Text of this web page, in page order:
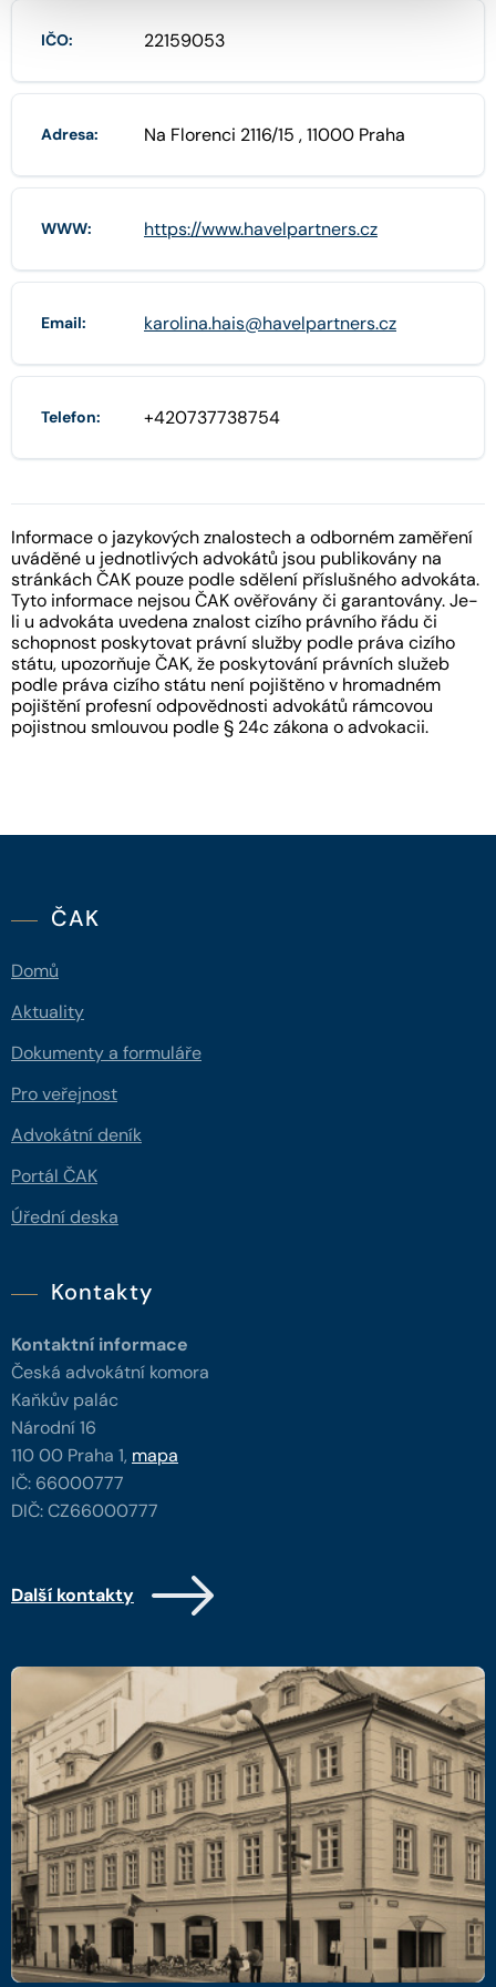
IČO: 22159053
Adresa: Na Florenci 2116/15 , 11000 Praha
WWW: https://www.havelpartners.cz
Email: karolina.hais@havelpartners.cz
Telefon: +420737738754
Informace o jazykových znalostech a odborném zaměření
uváděné u jednotlivých advokátů jsou publikovány na
stránkách ČAK pouze podle sdělení příslušného advokáta.
Tyto informace nejsou ČAK ověřovány či garantovány. Je-
li u advokáta uvedena znalost cizího právního řádu či
schopnost poskytovat právní služby podle práva cizího
státu, upozorňuje ČAK, že poskytování právních služeb
podle práva cizího státu není pojištěno v hromadném
pojištění profesní odpovědnosti advokátů rámcovou
pojistnou smlouvou podle § 24c zákona o advokacii.
ČAK
Domů
Aktuality
Dokumenty a formuláře
Pro veřejnost
Advokátní deník
Portál ČAK
Úřední deska
Kontakty
Kontaktní informace
Česká advokátní komora
Kaňkův palác
Národní 16
110 00 Praha 1, mapa
IČ: 66000777
DIČ: CZ66000777
Další kontakty